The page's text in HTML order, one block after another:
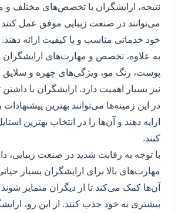
نتیجه، ارایشگران با تخصص‌های مختلف و
می‌توانند در صنعت زیبایی موفق عمل
خود خدماتی مناسب و با کیفیت ارائه دهند.
به علاوه، تخصص و مهارت‌های ارایشگران
پوست، رنگ مو، ویژگی‌های چهره و
نیز بسیار اهمیت دارد. ارایشگران با
در این زمینه‌ها می‌توانند بهترین
ارایه دهند و آن‌ها را در انتخاب بهترین
کنند.
با توجه به رقابت شدید در صنعت
مهارت‌های بالا برای ارایشگران بسیار
آن‌ها کمک می‌کند تا از دیگران متمایز
بیشتری به خود جذب کنند. از این رو،